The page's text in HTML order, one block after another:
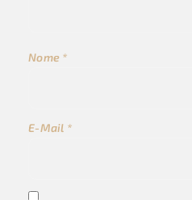
Nome *
E-Mail *